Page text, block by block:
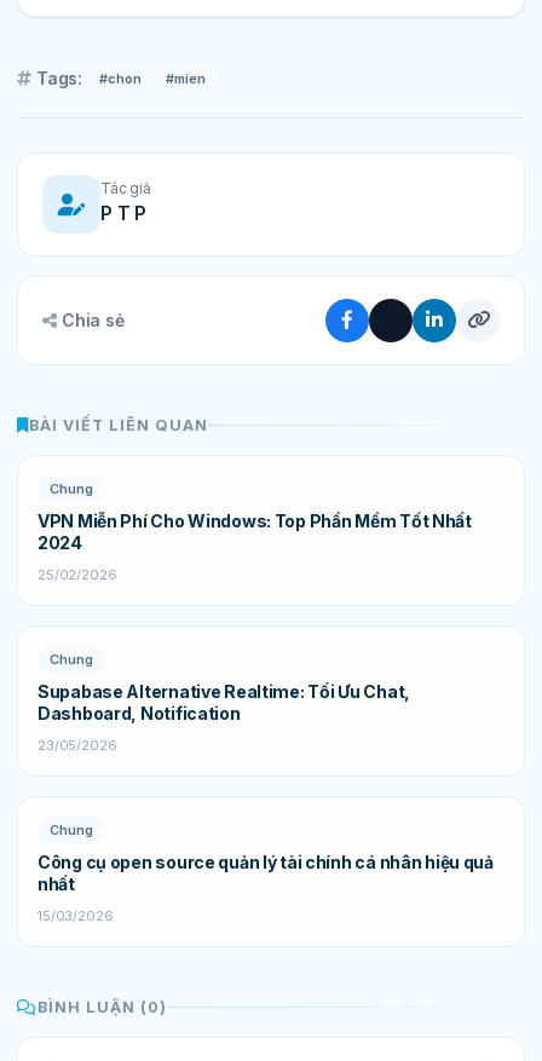
Tags: #chon #mien
Tác giả
P T P
Chia sẻ
BÀI VIẾT LIÊN QUAN
Chung
VPN Miễn Phí Cho Windows: Top Phần Mềm Tốt Nhất
2024
25/02/2026
Chung
Supabase Alternative Realtime: Tối Ưu Chat,
Dashboard, Notification
23/05/2026
Chung
Công cụ open source quản lý tài chính cá nhân hiệu quả
nhất
15/03/2026
BÌNH LUẬN (0)